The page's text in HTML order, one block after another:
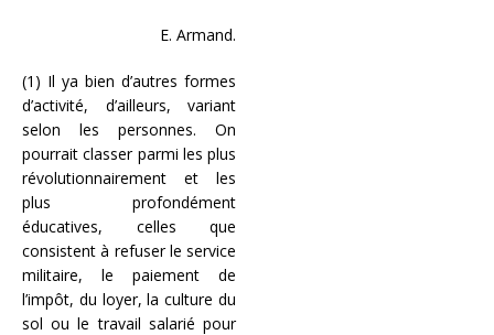
E. Armand.
(1) Il ya bien d’autres formes
d’activité, d’ailleurs, variant
selon les personnes. On
pourrait classer parmi les plus
révolutionnairement et les
plus profondément
éducatives, celles que
consistent à refuser le service
militaire, le paiement de
l’impôt, du loyer, la culture du
sol ou le travail salarié pour